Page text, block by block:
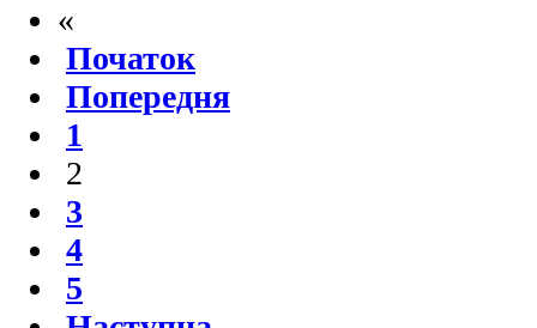
«
Початок
Попередня
1
2
3
4
5